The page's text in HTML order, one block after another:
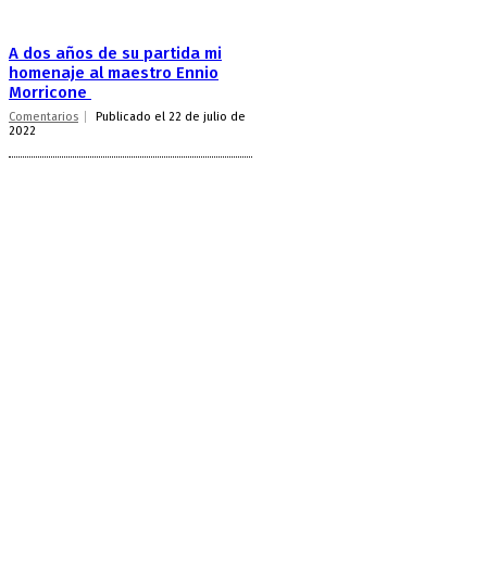
A dos años de su partida mi
homenaje al maestro Ennio
Morricone
Comentarios
Publicado el 22 de julio de
2022